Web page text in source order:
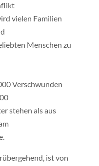
vielen Familien
Menschen zu
Verschwunden
stehen als aus
ist von